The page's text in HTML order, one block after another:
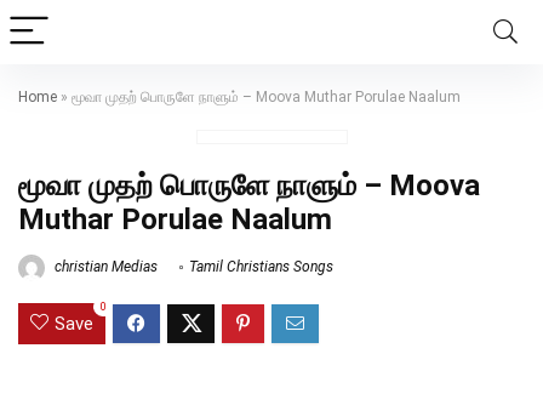
Home » மூவா முதற் பொருளே நாளும் – Moova Muthar Porulae Naalum
மூவா முதற் பொருளே நாளும் – Moova
Muthar Porulae Naalum
christian Medias Tamil Christians Songs
Save
0